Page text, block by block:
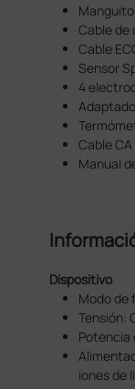
Cable de
Cable
Sensor
4
Cable CA
Manual
Dispositivo
Modo de
Tensión:
Potencia
iones de